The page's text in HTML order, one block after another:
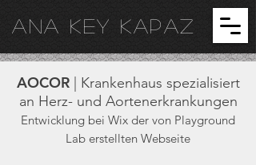
ANA KEY KAPAZ
AOCOR| Krankenhaus spezialisiert
an Herz- und Aortenerkrankungen
Entwicklung bei Wix der von Playground
Lab erstellten Webseite